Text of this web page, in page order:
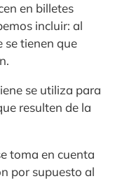
en billetes
incluir: al
se tienen que
se utiliza para
resulten de la
toma en cuenta
por supuesto al